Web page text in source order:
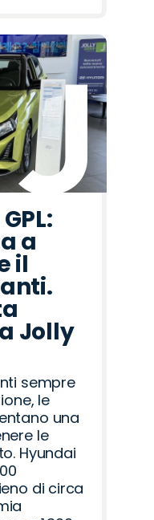
a
il
Jolly
sempre
le
una
le
Hyundai
di circa